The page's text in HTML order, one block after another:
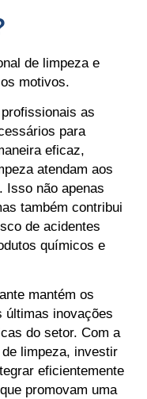
de limpeza e
motivos.
as
para
eficaz,
atendam aos
Isso não apenas
também contribui
de acidentes
químicos e
mantém os
últimas inovações
do setor. Com a
limpeza, investir
eficientemente
promovam uma